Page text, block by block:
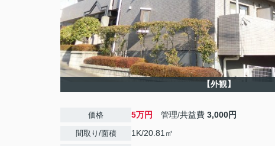
【外観】
価格 5万円 管理/共益費 3,000円
間取り/面積 1K/20.81㎡